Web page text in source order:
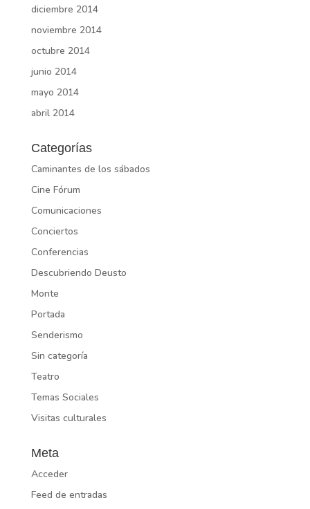
diciembre 2014
noviembre 2014
octubre 2014
junio 2014
mayo 2014
abril 2014
Categorías
Caminantes de los sábados
Cine Fórum
Comunicaciones
Conciertos
Conferencias
Descubriendo Deusto
Monte
Portada
Senderismo
Sin categoría
Teatro
Temas Sociales
Visitas culturales
Meta
Acceder
Feed de entradas